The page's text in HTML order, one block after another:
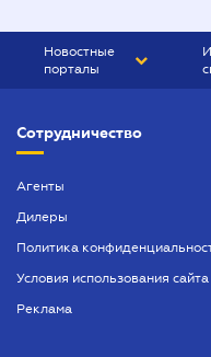
Новостные
порталы
БИЗНЕС
Сотрудничество
Агенты
Дилеры
Политика
Условия использования сайта
Реклама